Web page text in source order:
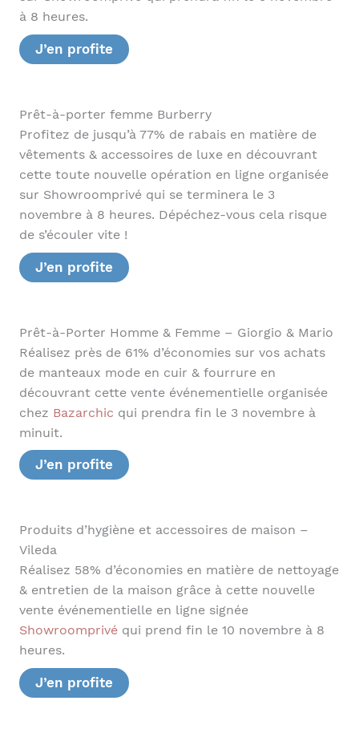
à 8 heures.
J’en profite
Prêt-à-porter femme Burberry
Profitez de jusqu’à 77% de rabais en matière de
vêtements & accessoires de luxe en découvrant
cette toute nouvelle opération en ligne organisée
sur Showroomprivé qui se terminera le 3
novembre à 8 heures. Dépéchez-vous cela risque
de s’écouler vite !
J’en profite
Prêt-à-Porter Homme & Femme – Giorgio & Mario
Réalisez près de 61% d’économies sur vos achats
de manteaux mode en cuir & fourrure en
découvrant cette vente événementielle organisée
chez Bazarchic qui prendra fin le 3 novembre à
minuit.
J’en profite
Produits d’hygiène et accessoires de maison –
Vileda
Réalisez 58% d’économies en matière de nettoyage
& entretien de la maison grâce à cette nouvelle
vente événementielle en ligne signée
Showroomprivéqui prend fin le 10 novembre à 8
heures.
J’en profite